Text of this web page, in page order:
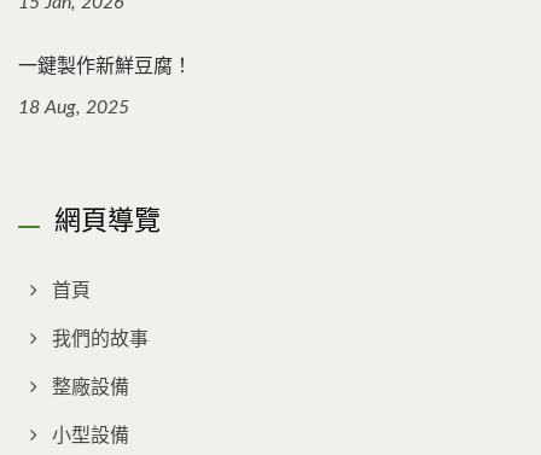
一鍵製作新鮮豆腐！
18 Aug, 2025
網頁導覽
首頁
我們的故事
整廠設備
小型設備